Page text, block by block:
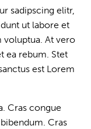
sadipscing elitr,
ut labore et
voluptua. At vero
ea rebum. Stet
est Lorem
Cras congue
Cras